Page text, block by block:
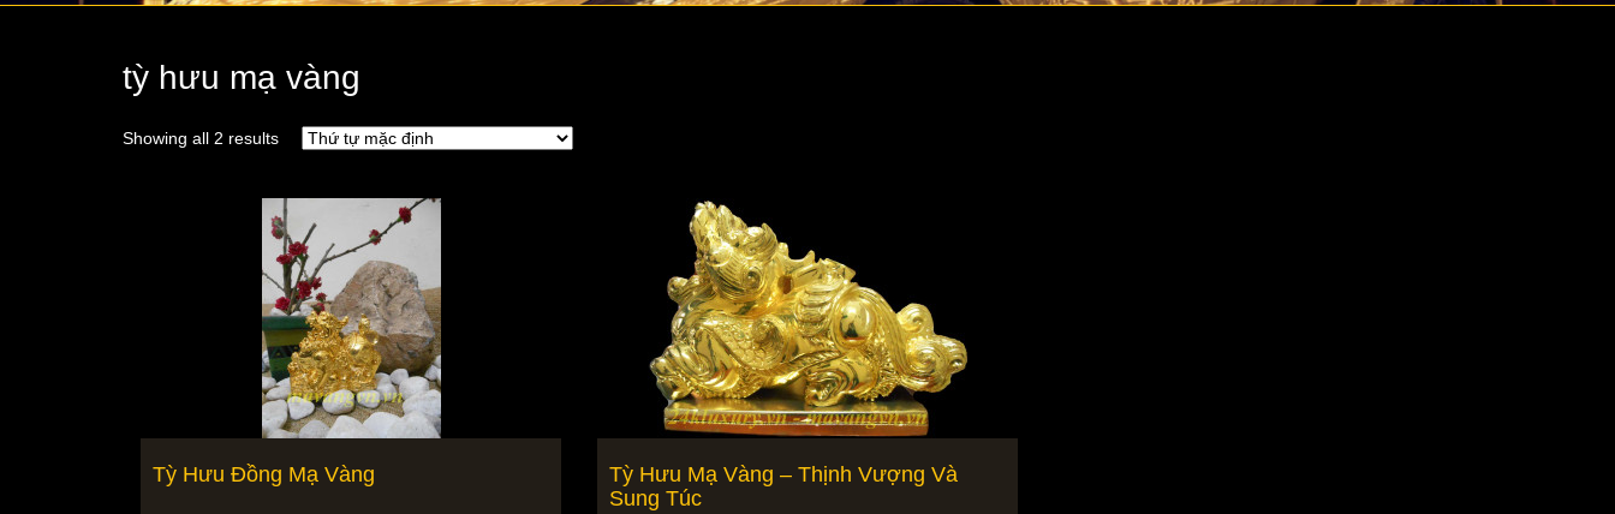
tỳ hưu mạ vàng
Showing all 2 results
Tỳ Hưu Đồng Mạ Vàng
Tỳ Hưu Mạ Vàng – Thịnh Vượng Và
Sung Túc